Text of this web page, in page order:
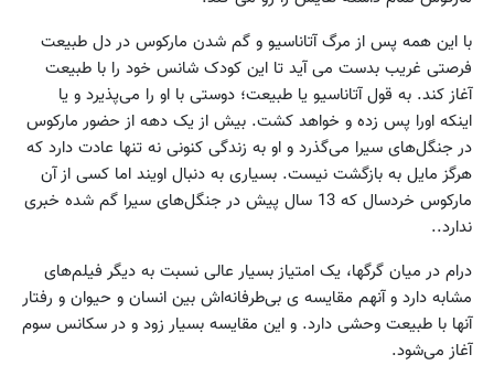
با این همه پس از مرگ آتاناسیو و گم شدن مارکوس در دل طبیعت
فرصتی غریب بدست می آید تا این کودک شانس خود را با طبیعت
آغاز کند. به قول آتاناسیو یا طبیعت؛ دوستی با او را می‌پذیرد و یا
اینکه اورا پس زده و خواهد کشت. بیش از یک دهه از حضور مارکوس
در جنگل‌های سیرا می‌گذرد و او به زندگی کنونی نه تنها عادت دارد که
هرگز مایل به بازگشت نیست. بسیاری به دنبال اویند اما کسی از آن
مارکوس خردسال که 13 سال پیش در جنگل‌های سیرا گم شده خبری
ندارد..
درام در میان گرگها، یک امتیاز بسیار عالی نسبت به دیگر فیلم‌های
مشابه دارد و آنهم مقایسه ی بی‌طرفانه‌اش بین انسان و حیوان و رفتار
آنها با طبیعت وحشی دارد. و این مقایسه بسیار زود و در سکانس سوم
آغاز می‌شود.